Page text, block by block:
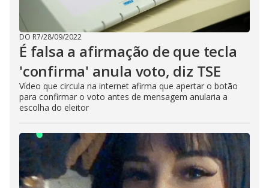
DO R7/28/09/2022
É falsa a afirmação de que tecla
'confirma' anula voto, diz TSE
Vídeo que circula na internet afirma que apertar o botão
para confirmar o voto antes de mensagem anularia a
escolha do eleitor